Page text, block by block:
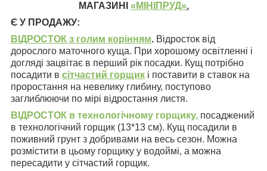
МАГАЗИНІ «МІНІПРУД».
Є У ПРОДАЖУ:
ВІДРОСТОК з голим корінням. Відросток від
дорослого маточного куща. При хорошому освітленні і
догляді зацвітає в перший рік посадки. Кущ потрібно
посадити в сітчастий горщик і поставити в ставок на
проростання на невелику глибину, поступово
заглиблюючи по мірі відростання листя.
ВІДРОСТОК в технологічному горщику, посаджений
в технологічний горщик (13*13 см). Кущ посадили в
поживний грунт з добривами на весь сезон. Можна
розмістити в цьому горщику у водоймі, а можна
пересадити у сітчастий горщик.